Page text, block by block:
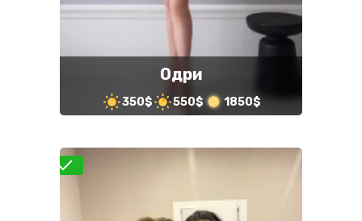
Одри
350$ 550$ 1850$